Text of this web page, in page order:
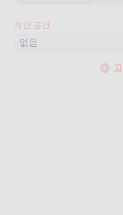
개인 공간
없음